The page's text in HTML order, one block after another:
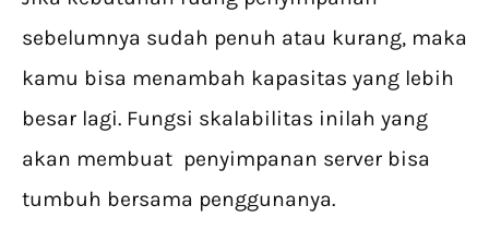
sebelumnya sudah penuh atau kurang, maka
kamu bisa menambah kapasitas yang lebih
besar lagi. Fungsi skalabilitas inilah yang
akan membuat penyimpanan server bisa
tumbuh bersama penggunanya.